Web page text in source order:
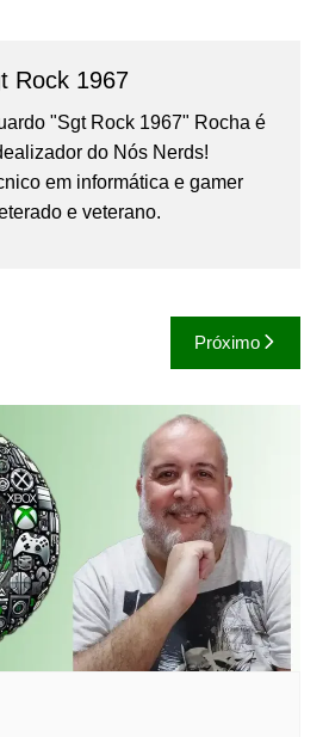
Rock 1967
"Sgt Rock 1967" Rocha é
do Nós Nerds!
em informática e gamer
e veterano.
Próximo